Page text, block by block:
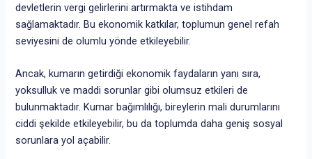
devletlerin vergi gelirlerini artırmakta ve istihdam
sağlamaktadır. Bu ekonomik katkılar, toplumun genel refah
seviyesini de olumlu yönde etkileyebilir.
Ancak, kumarın getirdiği ekonomik faydaların yanı sıra,
yoksulluk ve maddi sorunlar gibi olumsuz etkileri de
bulunmaktadır. Kumar bağımlılığı, bireylerin mali durumlarını
ciddi şekilde etkileyebilir, bu da toplumda daha geniş sosyal
sorunlara yol açabilir.